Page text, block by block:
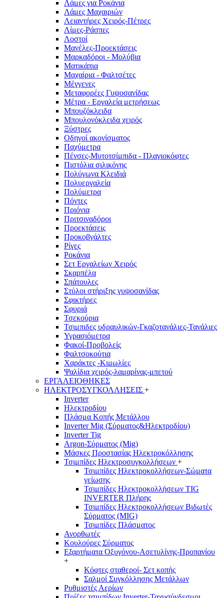
Λάμες για Ροκάνια
Λάμες Μαχαιριών
Λειαντήρες Χειρός-Πέτρες
Λίμες-Ράσπες
Λοστοί
Μανέλες-Προεκτάσεις
Μαρκαδόροι - Μολύβια
Ματικάπια
Μαχαίρια - Φαλτσέτες
Μέγγενες
Μεταφορέες Γυψοσανίδας
Μέτρα - Εργαλεία μετρήσεως
Μπουζόκλειδα
Μπουλονόκλειδα χειρός
Ξύστρες
Οδηγοί ακονίσματος
Παχύμετρα
Πένσες-Μυτοτσίμπιδα - Πλαγιοκόφτες
Πιστόλια σιλικόνης
Πολύγωνα Κλειδιά
Πολυεργαλεία
Πολύμετρα
Πόντες
Πριόνια
Πριτσιναδόροι
Προεκτάσεις
Προκοβγάλτες
Ρίγες
Ροκάνια
Σετ Εργαλείων Χειρός
Σκαρπέλα
Σπάτουλες
Στύλοι στήριξης γυψοσανίδας
Σφικτήρες
Σφυριά
Τσεκούρια
Τσιμπιδες υδραυλικών-Γκαζοτανάλιες-Τανάλιες
Υγρασιόμετρα
Φακοί-Προβολείς
Φαλτσοκούτια
Χαράκτες -Κιμωλίες
Ψαλίδια χειρός-λαμαρίνας-μπετού
ΕΡΓΑΛΕΙΟΘΗΚΕΣ
ΗΛΕΚΤΡΟΣΥΓΚΟΛΛΗΣΕΙΣ +
Inverter
Ηλεκτροδίου
Πλάσμα Κοπής Μετάλλου
Inverter Mig (Σύρματος&Ηλεκτροδίου)
Inverter Tig
Argon-Σύρματος (Mig)
Μάσκες Προστασίας Ηλεκτροκόλλησης
Τσιμπίδες Ηλεκτροσυγκολλήσεων +
Τσιμπίδες Ηλεκτροκολλήσεων-Σώματα
γείωσης
Τσιμπίδες Ηλεκτροκολλήσεων TIG
INVERTER Πλήρης
Τσιμπίδες Ηλεκτροκολλήσεων Βιδωτές
Σύρματος (MIG)
Τσιμπίδες Πλάσματος
Ανορθωτές
Κουλούρες Σύρματος
Εξαρτήματα Οξυγόνου-Ασετυλίνης-Προπανίου
+
Κόφτες σταθεροί- Σετ κοπής
Σαλμοί Συγκόλλησης Μετάλλων
Ρυθμιστές Αερίων